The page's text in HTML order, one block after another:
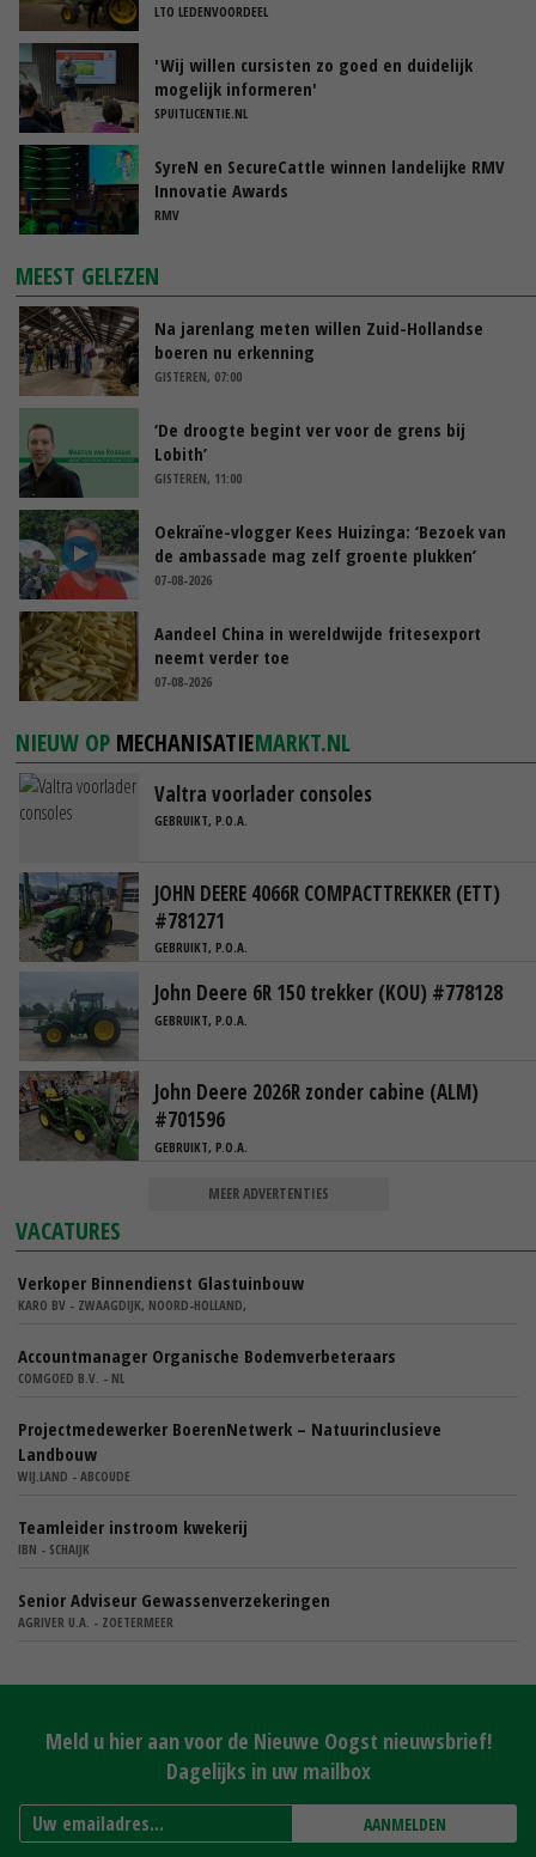
LTO LEDENVOORDEEL
'Wij willen cursisten zo goed en duidelijk
mogelijk informeren'
SPUITLICENTIE.NL
SyreN en SecureCattle winnen landelijke RMV
Innovatie Awards
RMV
MEEST GELEZEN
Na jarenlang meten willen Zuid-Hollandse
boeren nu erkenning
GISTEREN, 07:00
‘De droogte begint ver voor de grens bij
Lobith’
GISTEREN, 11:00
Oekraïne-vlogger Kees Huizinga: ‘Bezoek van
de ambassade mag zelf groente plukken’
07-08-2026
Aandeel China in wereldwijde fritesexport
neemt verder toe
07-08-2026
NIEUW OP MECHANISATIEMARKT.NL
Valtra voorlader consoles
GEBRUIKT, P.O.A.
JOHN DEERE 4066R COMPACTTREKKER (ETT)
#781271
GEBRUIKT, P.O.A.
John Deere 6R 150 trekker (KOU) #778128
GEBRUIKT, P.O.A.
John Deere 2026R zonder cabine (ALM)
#701596
GEBRUIKT, P.O.A.
MEER ADVERTENTIES
VACATURES
Verkoper Binnendienst Glastuinbouw
KARO BV - ZWAAGDIJK, NOORD-HOLLAND,
Accountmanager Organische Bodemverbeteraars
COMGOED B.V. - NL
Projectmedewerker BoerenNetwerk – Natuurinclusieve
Landbouw
WIJ.LAND - ABCOUDE
Teamleider instroom kwekerij
IBN - SCHAIJK
Senior Adviseur Gewassenverzekeringen
AGRIVER U.A. - ZOETERMEER
Meld u hier aan voor de Nieuwe Oogst nieuwsbrief!
Dagelijks in uw mailbox
AANMELDEN